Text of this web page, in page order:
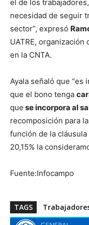
el de los
necesidad de seguir
sector”, expresó
UATRE,
en la CNTA.
Ayala señaló que “es
que el bono tenga
que se incorpora al
recomposición para
función de la
20,15% la
Fuente:Infocampo
TAGS